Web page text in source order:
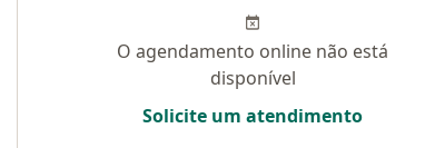
O agendamento online não está
disponível
Solicite um atendimento